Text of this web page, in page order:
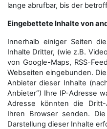
lange abrufbar, bis der
Eingebettete Inhalte von
Innerhalb einiger Seiten
Inhalte Dritter, (wie z.B.
von Google-Maps, RSS-
Webseiten eingebunden.
Anbieter dieser Inhalte
Anbieter“) Ihre IP-Adresse
Adresse könnten die
Ihren Browser senden.
Darstellung dieser Inhalte